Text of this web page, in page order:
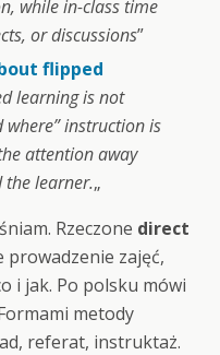
while in-class time
or discussions”
flipped
learning is not
instruction is
attention away
learner.„
Rzeczone direct
zajęć,
i jak. Po polsku mówi
metody
referat, instruktaż.